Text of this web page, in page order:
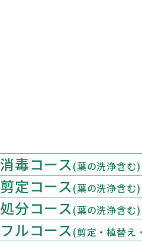
消毒コース(葉の洗浄含む)
剪定コース(葉の洗浄含む)
処分コース(葉の洗浄含む)
フルコース(剪定・植替え